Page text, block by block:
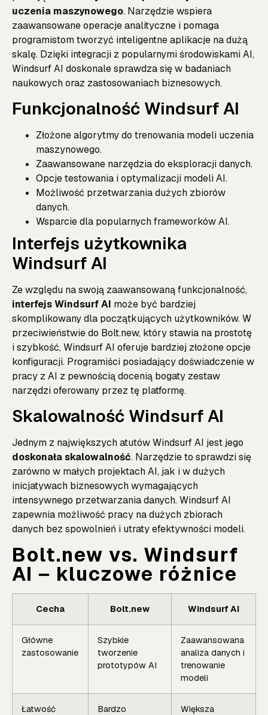
uczenia maszynowego. Narzędzie wspiera
zaawansowane operacje analityczne i pomaga
programistom tworzyć inteligentne aplikacje na dużą
skalę. Dzięki integracji z popularnymi środowiskami AI,
Windsurf AI doskonale sprawdza się w badaniach
naukowych oraz zastosowaniach biznesowych.
Funkcjonalność Windsurf AI
Złożone algorytmy do trenowania modeli uczenia
maszynowego.
Zaawansowane narzędzia do eksploracji danych.
Opcje testowania i optymalizacji modeli AI.
Możliwość przetwarzania dużych zbiorów
danych.
Wsparcie dla popularnych frameworków AI.
Interfejs użytkownika
Windsurf AI
Ze względu na swoją zaawansowaną funkcjonalność,
interfejs Windsurf AI może być bardziej
skomplikowany dla początkujących użytkowników. W
przeciwieństwie do Bolt.new, który stawia na prostotę
i szybkość, Windsurf AI oferuje bardziej złożone opcje
konfiguracji. Programiści posiadający doświadczenie w
pracy z AI z pewnością docenią bogaty zestaw
narzędzi oferowany przez tę platformę.
Skalowalność Windsurf AI
Jednym z największych atutów Windsurf AI jest jego
doskonała skalowalność. Narzędzie to sprawdzi się
zarówno w małych projektach AI, jak i w dużych
inicjatywach biznesowych wymagających
intensywnego przetwarzania danych. Windsurf AI
zapewnia możliwość pracy na dużych zbiorach
danych bez spowolnień i utraty efektywności modeli.
Bolt.new vs. Windsurf
AI – kluczowe różnice
Cecha Bolt.new Windsurf AI
Główne
zastosowanie
Szybkie
tworzenie
prototypów AI
Zaawansowana
analiza danych i
trenowanie
modeli
Łatwość
Bardzo
Większa